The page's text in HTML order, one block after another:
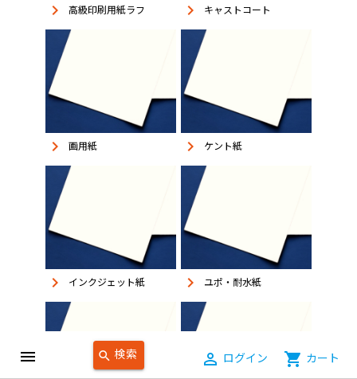
menu search 検索 person_outline ログイン shopping_cart カート
keyboard_arrow_right 高級印刷用紙ラフ keyboard_arrow_right キャストコート
keyboard_arrow_right 画用紙 keyboard_arrow_right ケント紙
keyboard_arrow_right インクジェット紙 keyboard_arrow_right ユポ・耐水紙